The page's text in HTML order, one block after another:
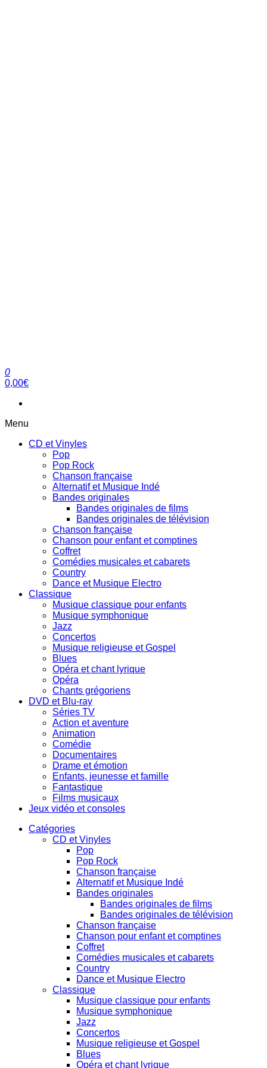
clubdial.fr
Tout est clair sur clubdial.fr !
0
0,00€
Menu
CD et Vinyles
Pop
Pop Rock
Chanson française
Alternatif et Musique Indé
Bandes originales
Bandes originales de films
Bandes originales de télévision
Chanson française
Chanson pour enfant et comptines
Coffret
Comédies musicales et cabarets
Country
Dance et Musique Electro
Classique
Musique classique pour enfants
Musique symphonique
Jazz
Concertos
Musique religieuse et Gospel
Blues
Opéra et chant lyrique
Opéra
Chants grégoriens
DVD et Blu-ray
Séries TV
Action et aventure
Animation
Comédie
Documentaires
Drame et émotion
Enfants, jeunesse et famille
Fantastique
Films musicaux
Jeux vidéo et consoles
Catégories
CD et Vinyles
Pop
Pop Rock
Chanson française
Alternatif et Musique Indé
Bandes originales
Bandes originales de films
Bandes originales de télévision
Chanson française
Chanson pour enfant et comptines
Coffret
Comédies musicales et cabarets
Country
Dance et Musique Electro
Classique
Musique classique pour enfants
Musique symphonique
Jazz
Concertos
Musique religieuse et Gospel
Blues
Opéra et chant lyrique